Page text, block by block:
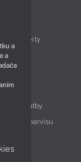
Produkty
a platby
Cenník servisu
a
a